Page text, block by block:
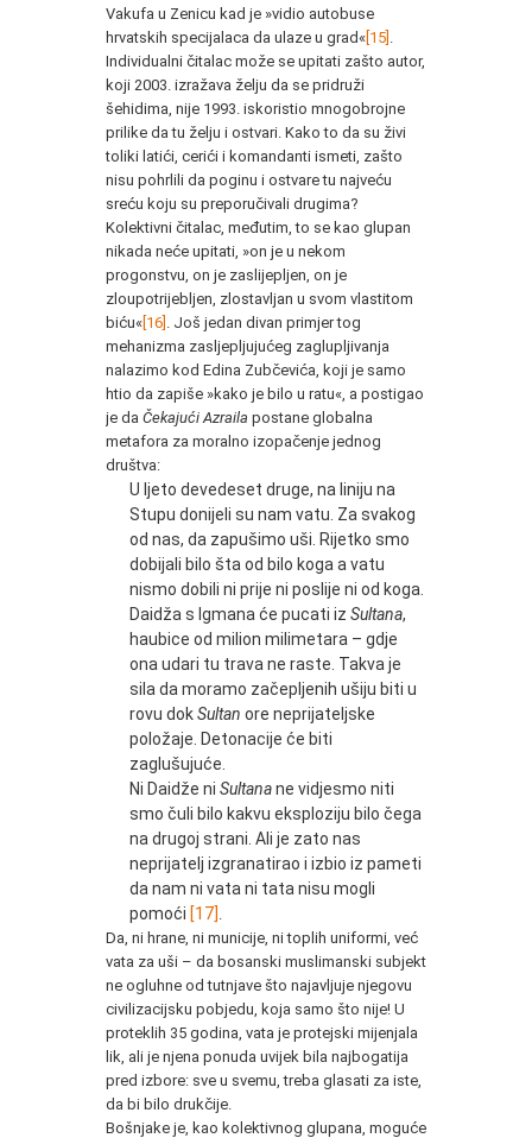
Vakufa u Zenicu kad je »vidio autobuse
hrvatskih specijalaca da ulaze u grad« [15]
Individualni čitalac može se upitati zašto autor,
koji 2003. izražava želju da se pridruži
šehidima, nije 1993. iskoristio mnogobrojne
prilike da tu želju i ostvari. Kako to da su živi
toliki latići, cerići i komandanti ismeti, zašto
nisu pohrlili da poginu i ostvare tu najveću
sreću koju su preporučivali drugima?
Kolektivni čitalac, međutim, to se kao glupan
nikada neće upitati, »on je u nekom
progonstvu, on je zaslijepljen, on je
zloupotrijebljen, zlostavljan u svom vlastitom
biću« [16]
. Još jedan divan primjer tog
mehanizma zasljepljujućeg zaglupljivanja
nalazimo kod Edina Zubčevića, koji je samo
htio da zapiše »kako je bilo u ratu«, a postigao
je da Čekajući Azraila postane globalna
metafora za moralno izopačenje jednog
društva:
U ljeto devedeset druge, na liniju na
Stupu donijeli su nam vatu. Za svakog
od nas, da zapušimo uši. Rijetko smo
dobijali bilo šta od bilo koga a vatu
nismo dobili ni prije ni poslije ni od koga.
Daidža s Igmana će pucati iz Sultana,
haubice od milion milimetara – gdje
ona udari tu trava ne raste. Takva je
sila da moramo začepljenih ušiju biti u
rovu dokSultan ore neprijateljske
položaje. Detonacije će biti
zaglušujuće.
Ni Daidže ni Sultanane vidjesmo niti
smo čuli bilo kakvu eksploziju bilo čega
na drugoj strani. Ali je zato nas
neprijatelj izgranatirao i izbio iz pameti
da nam ni vata ni tata nisu mogli
pomoći [17]
Da, ni hrane, ni municije, ni toplih uniformi, već
vata za uši – da bosanski muslimanski subjekt
ne ogluhne od tutnjave što najavljuje njegovu
civilizacijsku pobjedu, koja samo što nije! U
proteklih 35 godina, vata je protejski mijenjala
lik, ali je njena ponuda uvijek bila najbogatija
pred izbore: sve u svemu, treba glasati za iste,
da bi bilo drukčije.
Bošnjake je, kao kolektivnog glupana, moguće